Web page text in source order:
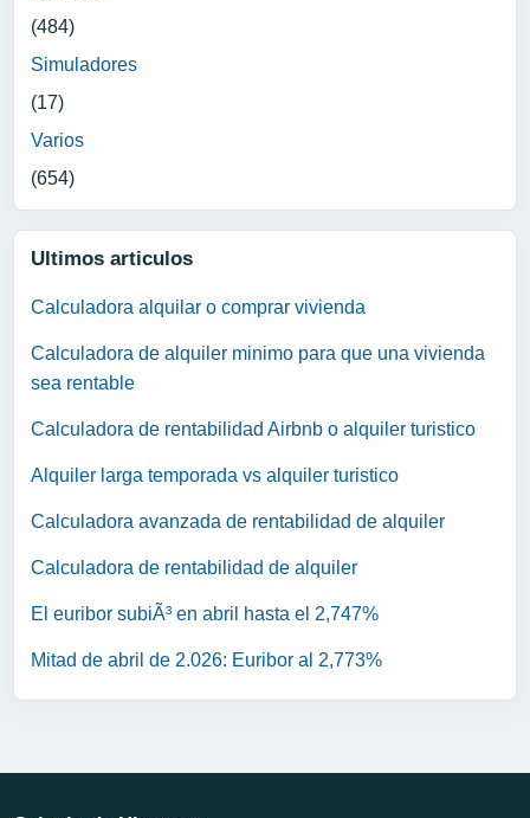
(484)
Simuladores
(17)
Varios
(654)
Ultimos articulos
Calculadora alquilar o comprar vivienda
Calculadora de alquiler minimo para que una vivienda
sea rentable
Calculadora de rentabilidad Airbnb o alquiler turistico
Alquiler larga temporada vs alquiler turistico
Calculadora avanzada de rentabilidad de alquiler
Calculadora de rentabilidad de alquiler
El euribor subiÃ³ en abril hasta el 2,747%
Mitad de abril de 2.026: Euribor al 2,773%